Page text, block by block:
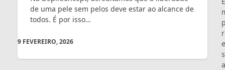
de uma pele sem pelos deve estar ao alcance de
todos. É por isso…
9 FEVEREIRO, 2026
r
e
s
a